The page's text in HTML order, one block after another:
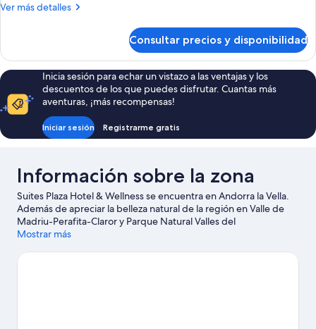
Ver más detalles
Más
Consultar precios y disponibilidad
Inicia sesión para echar un vistazo a las ventajas y los
descuentos de los que puedes disfrutar. Cuantas más
aventuras, ¡más recompensas!
Iniciar sesión Registrarme gratis
Información sobre la zona
Suites Plaza Hotel & Wellness se encuentra en Andorra la Vella.
Además de apreciar la belleza natural de la región en Valle de
Madriu-Perafita-Claror y Parque Natural Valles del
Comapedrosa, también puedes visitar lugares fundamentales
Casa Rull. ¿Te apetece disfrutar de un evento especial? Puedes
Mostrar más